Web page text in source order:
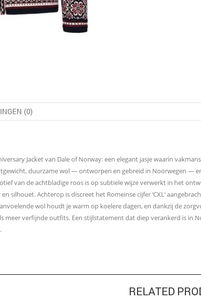
(0)
Jacket van Dale of Norway: een elegant jasje waarin
duurzame wol — ontworpen en gebreid in Noorwegen —
van de achtbladige roos is op subtiele wijze verwerkt in het
silhouet. Achterop is discreet het Romeinse cijfer ‘CXL’
wol houdt je warm op koelere dagen, en dankzij de
meer verfijnde outfits. Een stijlstatement dat diep verankerd is in
RELATED